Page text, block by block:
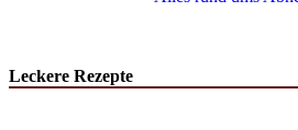
Leckere Rezepte